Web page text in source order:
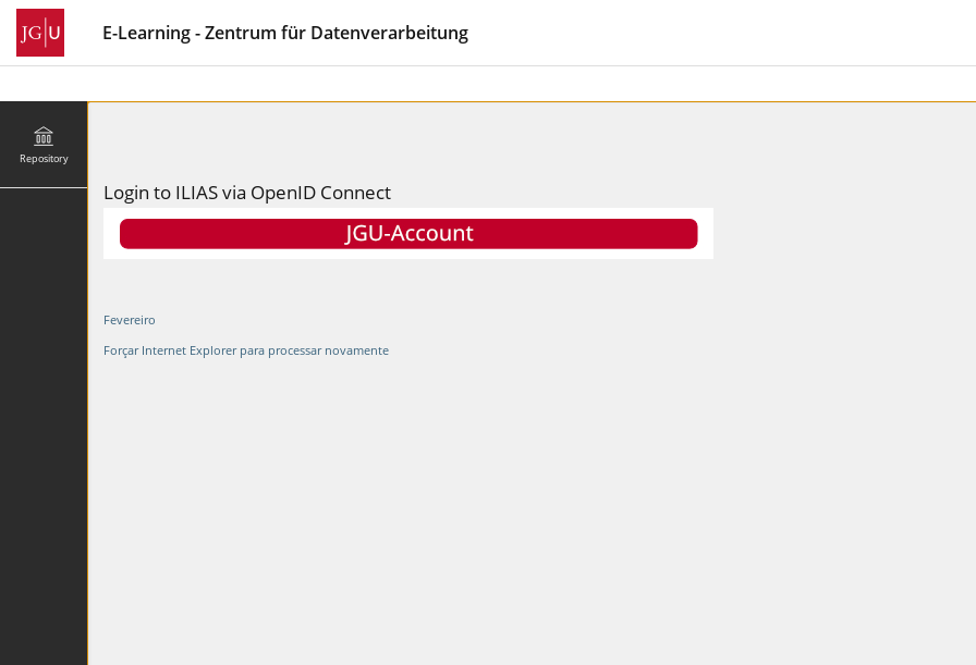
E-Learning - Zentrum für Datenverarbeitung
Repository
Login to ILIAS via OpenID Connect
Fevereiro
Forçar Internet Explorer para processar novamente